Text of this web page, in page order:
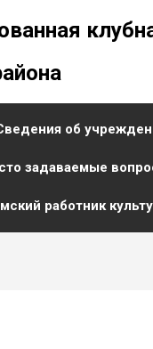
об
задаваемые
работник